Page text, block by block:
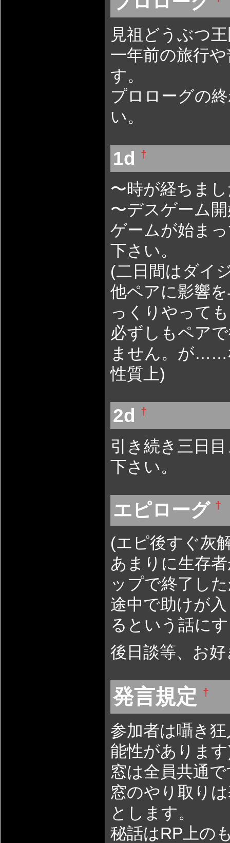
見祖どうぶつ
一年前の旅行
す。
プロローグの
い。
1d †
〜時が経ちま
〜デスゲーム
ゲームが始ま
下さい。
(二日間はダイ
他ペアに影響
っくりやって
必ずしもペア
ません。が……
性質上)
2d †
引き続き三日
下さい。
エピローグ †
(エピ後すぐ灰
あまりに生存
ップで終了し
途中で助けが
るという話に
後日談等、お
発言規定 †
参加者は囁き
能性がありま
窓は全員共通
窓のやり取り
とします。
秘話はRP上の